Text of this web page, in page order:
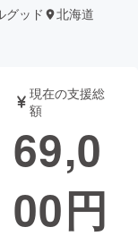
書籍・雑誌
チャレンジ
グッド 北海道
現在の支援総
額
69,0
00円